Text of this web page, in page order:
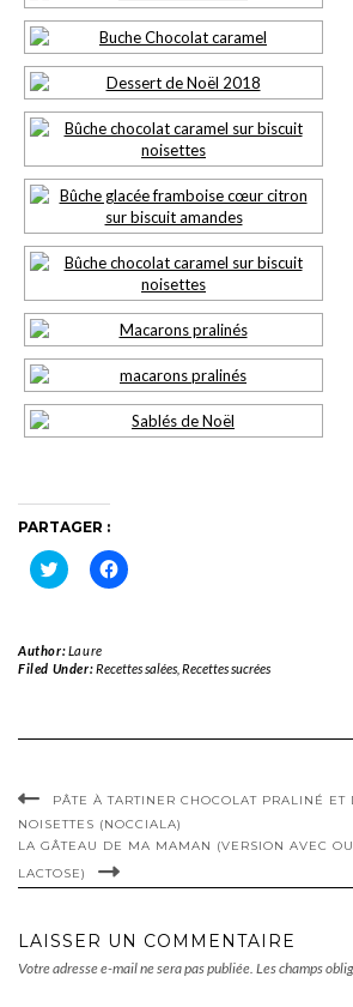
PARTAGER :
Cliquez
pour
dans
une
nouvelle
Cliquez
pour
une
nouvelle
Author:Laure
Filed Under:Recettes salées, Recettes sucrées
PÂTE À TARTINER CHOCOLAT PRALINÉ ET
NOISETTES (NOCCIALA)
LA GÂTEAU DE MA MAMAN (VERSION AVEC
LACTOSE)
LAISSER UN COMMENTAIRE
Votre adresse e-mail ne sera pas publiée. Les champs